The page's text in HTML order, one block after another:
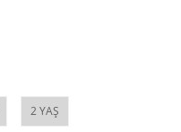
2 YAŞ